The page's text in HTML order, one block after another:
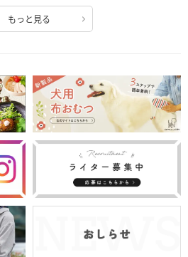
もっと見る